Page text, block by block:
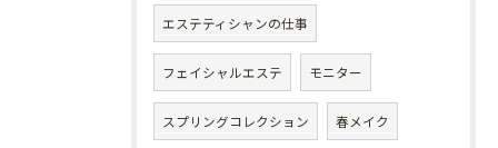
エステティシャンの仕事
フェイシャルエステ モニター
スプリングコレクション 春メイク